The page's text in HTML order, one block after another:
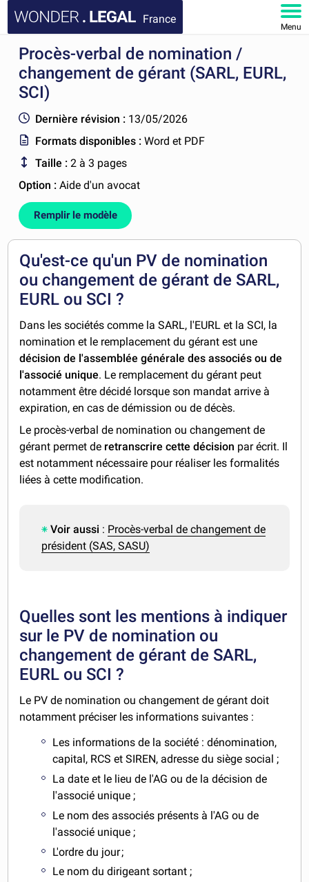
France
Menu
ACCUEIL
DOCUMENTS
FAQ
MON COMPTE
Procès-verbal de nomination /
changement de gérant (SARL, EURL,
SCI)
Dernière révision : 13/05/2026
Formats disponibles :Word et PDF
Taille : 2 à 3 pages
Option :Aide d'un avocat
Remplir le modèle
Qu'est-ce qu'un PV de nomination
ou changement de gérant de SARL,
EURL ou SCI ?
Dans les sociétés comme la SARL, l'EURL et la SCI, la
nomination et le remplacement du gérant est une
décision de l'assemblée générale des associés ou de
l'associé unique. Le remplacement du gérant peut
notamment être décidé lorsque son mandat arrive à
expiration, en cas de démission ou de décès.
Le procès-verbal de nomination ou changement de
gérant permet de retranscrire cette décision par écrit. Il
est notamment nécessaire pour réaliser les formalités
liées à cette modification.
Voir aussi : Procès-verbal de changement de
président (SAS, SASU)
Quelles sont les mentions à indiquer
sur le PV de nomination ou
changement de gérant de SARL,
EURL ou SCI ?
Le PV de nomination ou changement de gérant doit
notamment préciser les informations suivantes :
Les informations de la société : dénomination,
capital, RCS et SIREN, adresse du siège social ;
La date et le lieu de l'AG ou de la décision de
l'associé unique ;
Le nom des associés présents à l'AG ou de
l'associé unique ;
L'ordre du jour ;
Le nom du dirigeant sortant ;